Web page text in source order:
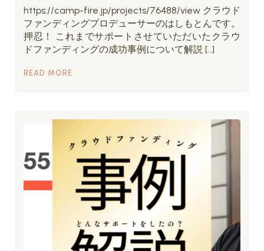
https://camp-fire.jp/projects/76488/view クラウド
ファンディングプロデューサーのはしもとんです。
押忍！ これまでサポートさせていただいたクラウ
ドファンディングの成功事例について解説 […]
READ MORE